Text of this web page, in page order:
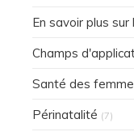
En savoir plus
Champs
Santé des
Périnatalité (7)